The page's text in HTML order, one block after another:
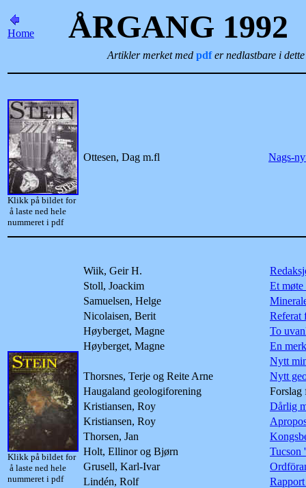
Home ÅRGANG 1992
Artikler merket med pdf er nedlastbare i
Klikk på bildet for
å laste ned hele
nummeret i pdf
Ottesen, Dag m.fl Nags-
Klikk på bildet for
å laste ned hele
nummeret i pdf
Wiik, Geir H.
Stoll, Joackim
Et
Samuelsen, Helge
Nicolaisen, Berit
Referat
Høyberget, Magne
To
Høyberget, Magne
En
Nytt
Thorsnes, Terje og Reite Arne
Nytt
Haugaland geologiforening
Forslag
Kristiansen, Roy
Dårlig
Kristiansen, Roy
Thorsen, Jan
Holt, Ellinor og Bjørn
Tucson
Grusell, Karl-Ivar
Lindén, Rolf